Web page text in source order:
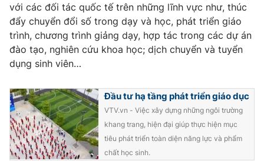
Thị trường
Tư vấn
Lịch phát sóng
Chuyên mục khác
Emagazine
Photo Infographic
Video Shorts video
với các đối tác quốc tế trên những lĩnh vực như, thúc
đẩy chuyển đổi số trong dạy và học, phát triển giáo
trình, chương trình giảng dạy, hợp tác trong các dự án
đào tạo, nghiên cứu khoa học; dịch chuyển và tuyển
dụng sinh viên…
Đầu tư hạ tầng phát triển giáo dục
VTV.vn - Việc xây dựng những ngôi trường
khang trang, hiện đại giúp thực hiện mục
tiêu phát triển toàn diện năng lực và phẩm
chất học sinh.